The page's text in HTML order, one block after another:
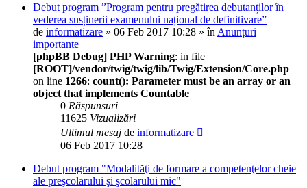
Debut program ”Program pentru pregătirea debutanților în
vederea susținerii examenului național de definitivare”
de informatizare » 06 Feb 2017 10:28 » în Anunțuri
importante
[phpBB Debug] PHP Warning: in file
[ROOT]/vendor/twig/twig/lib/Twig/Extension/Core.php
on line 1266: count(): Parameter must be an array or an
object that implements Countable
0 Răspunsuri
11625 Vizualizări
Ultimul mesaj de informatizare
06 Feb 2017 10:28
Debut program "Modalităţi de formare a competenţelor cheie
ale preşcolarului şi şcolarului mic"